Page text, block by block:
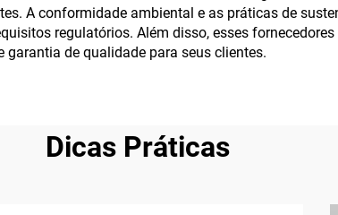
A conformidade ambiental e as práticas de
regulatórios. Além disso, esses
de qualidade para seus clientes.
Dicas Práticas